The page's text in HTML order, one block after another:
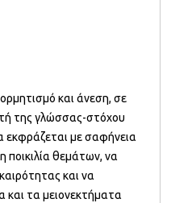
και άνεση, σε
της γλώσσας-στόχου
εκφράζεται με σαφήνεια
ποικιλία θεμάτων, να
και να
και τα μειονεκτήματα